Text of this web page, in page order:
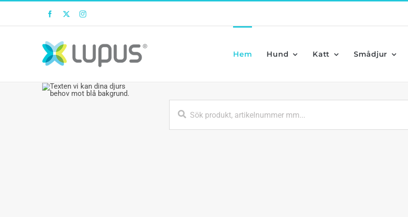
FacebookTwitterInstagram
Hem Hund Katt Smådjur